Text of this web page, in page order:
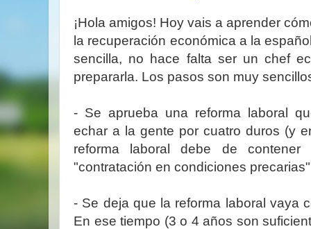
¡Hola amigos! Hoy vais a aprender
la recuperación económica a la
sencilla, no hace falta ser un chef
prepararla. Los pasos son muy
- Se aprueba una reforma laboral
echar a la gente por cuatro duros (y
reforma laboral debe de
"contratación en condiciones
- Se deja que la reforma laboral vaya
En ese tiempo (3 o 4 años son